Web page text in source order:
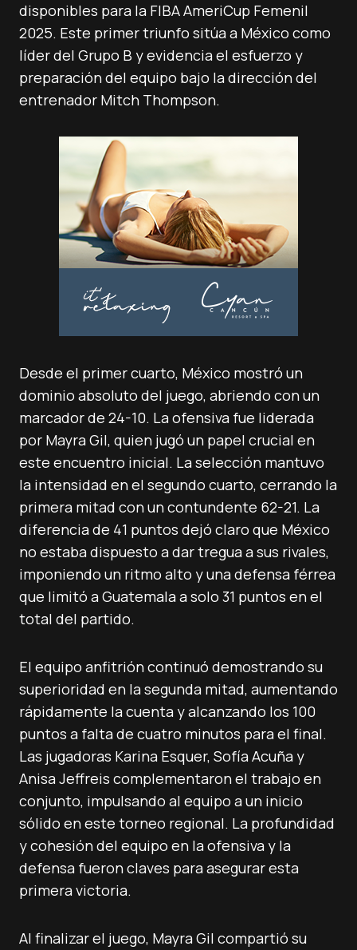
disponibles para la FIBA AmeriCup Femenil
2025. Este primer triunfo sitúa a México como
líder del Grupo B y evidencia el esfuerzo y
preparación del equipo bajo la dirección del
entrenador Mitch Thompson.
Desde el primer cuarto, México mostró un
dominio absoluto del juego, abriendo con un
marcador de 24-10. La ofensiva fue liderada
por Mayra Gil, quien jugó un papel crucial en
este encuentro inicial. La selección mantuvo
la intensidad en el segundo cuarto, cerrando la
primera mitad con un contundente 62-21. La
diferencia de 41 puntos dejó claro que México
no estaba dispuesto a dar tregua a sus rivales,
imponiendo un ritmo alto y una defensa férrea
que limitó a Guatemala a solo 31 puntos en el
total del partido.
El equipo anfitrión continuó demostrando su
superioridad en la segunda mitad, aumentando
rápidamente la cuenta y alcanzando los 100
puntos a falta de cuatro minutos para el final.
Las jugadoras Karina Esquer, Sofía Acuña y
Anisa Jeffreis complementaron el trabajo en
conjunto, impulsando al equipo a un inicio
sólido en este torneo regional. La profundidad
y cohesión del equipo en la ofensiva y la
defensa fueron claves para asegurar esta
primera victoria.
Al finalizar el juego, Mayra Gil compartió su